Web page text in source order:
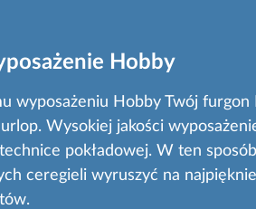
Hobby
wyposażeniu Hobby Twój
Wysokiej jakości
pokładowej. W ten
ceregieli wyruszyć na